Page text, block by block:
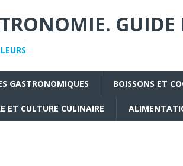
GUIDE
GASTRONOMIQUES BOISSONS ET
ET CULTURE CULINAIRE